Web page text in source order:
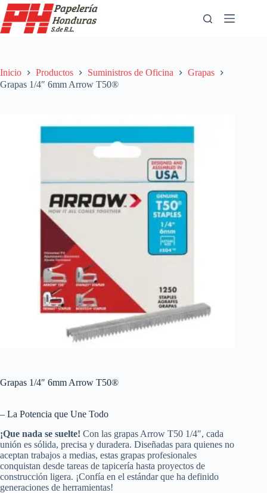
Saltar
al
contenido
Inicio Productos Suministros de Oficina
Grapas
Grapas 1/4″ 6mm Arrow T50®
Grapas 1/4″ 6mm Arrow T50®
– La Potencia que Une Todo
¡Que nada se suelte! Con las grapas Arrow T50 1/4″, cada
unión es sólida, precisa y duradera. Diseñadas para quienes no
aceptan trabajos a medias, estas grapas profesionales
conquistan desde tareas de tapicería hasta proyectos de
construcción ligera. ¡Confía en el estándar que ha definido
generaciones de herramientas!